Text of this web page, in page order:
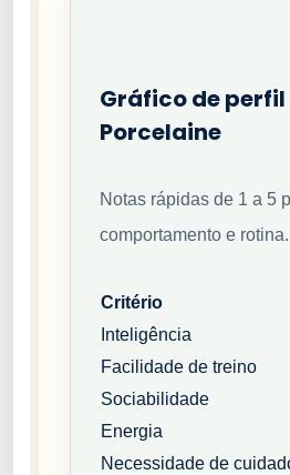
Gráfico de perfil
Porcelaine
Notas rápidas de 1 a 5
comportamento e rotina.
Critério
Inteligência
Facilidade de treino
Sociabilidade
Energia
Necessidade de